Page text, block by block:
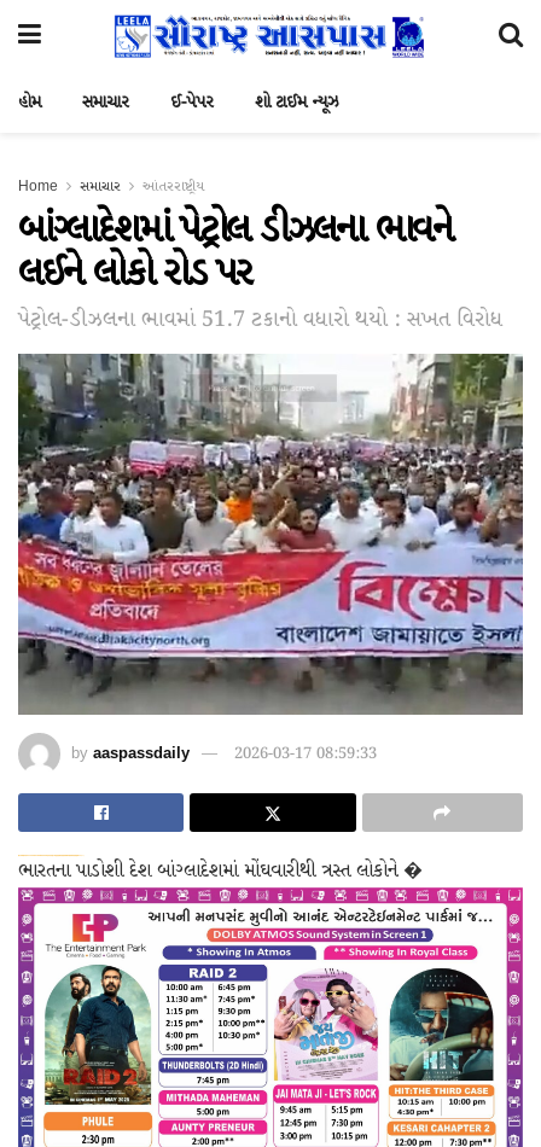
હોમ સમાચાર ઈ-પેપર શો ટાઈમ ન્યૂઝ
Home સમાચાર આંતરરાષ્ટ્રીય
બાંગ્લાદેશમાં પેટ્રોલ ડીઝલના ભાવને
લઈને લોકો રોડ પર
પેટ્રોલ-ડીઝલના ભાવમાં 51.7 ટકાનો વધારો થયો : સખત વિરોધ
by aaspassdaily 2026-03-17 08:59:33
ભારતના પાડોશી દેશ બાંગ્લાદેશમાં મોંઘવારીથી ત્રસ્ત લોકોને �